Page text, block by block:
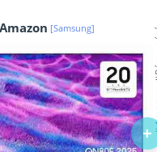
Amazon [Samsung]
+